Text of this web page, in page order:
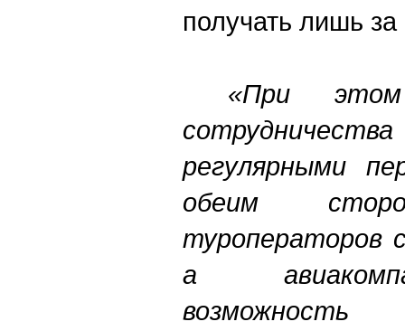
получать лишь
«При
регулярными
обеим
туроператоров
а
возможность